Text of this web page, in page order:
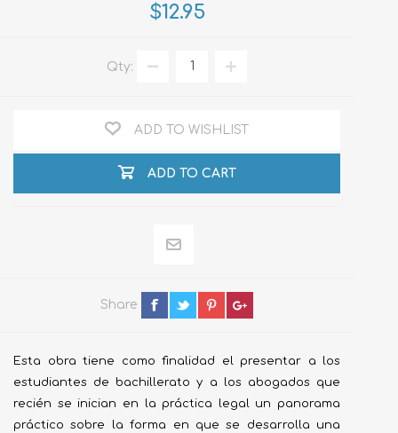
$12.95
Qty:
ADD TO WISHLIST
ADD TO CART
Share
Esta obra tiene como finalidad el presentar a los
estudiantes de bachillerato y a los abogados que
recién se inician en la práctica legal un panorama
práctico sobre la forma en que se desarrolla una